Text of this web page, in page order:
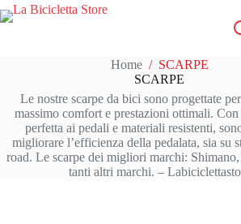
Salta
al
Home / SCARPE
SCARPE
Le nostre scarpe da bici sono progettate
massimo comfort e prestazioni ottimali. Con
perfetta ai pedali e materiali resistenti,
migliorare l’efficienza della pedalata, sia su
road. Le scarpe dei migliori marchi:
tanti altri marchi. –